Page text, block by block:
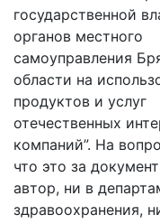
государственной
органов местного
самоуправления
области на
продуктов и услуг
отечественных
компаний”. На
что это за
автор, ни в
здравоохранения,